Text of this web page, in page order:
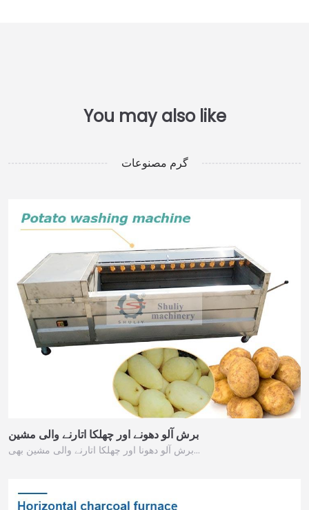
گرم مصنوعات
برش آلو دھونے اور چھلکا اتارنے والی مشین
برش آلو دھونا اور چھلکا اتارنے والی مشین بھی…